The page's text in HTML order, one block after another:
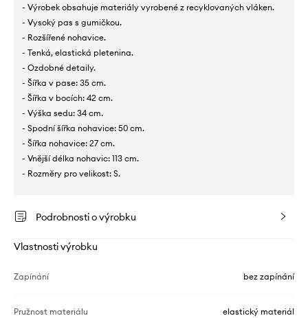
- Výrobek obsahuje materiály vyrobené z recyklovaných vláken.
- Vysoký pas s gumičkou.
- Rozšířené nohavice.
- Tenká, elastická pletenina.
- Ozdobné detaily.
- Šířka v pase: 35 cm.
- Šířka v bocích: 42 cm.
- Výška sedu: 34 cm.
- Spodní šířka nohavice: 50 cm.
- Šířka nohavice: 27 cm.
- Vnější délka nohavic: 113 cm.
- Rozměry pro velikost: S.
Podrobnosti o výrobku
Vlastnosti výrobku
Zapínání bez zapínání
Pružnost materiálu elastický materiál